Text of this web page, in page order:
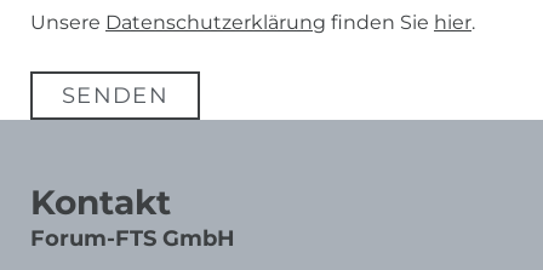
Unsere Datenschutzerklärung finden Sie hier.
SENDEN
Kontakt
Forum-FTS GmbH